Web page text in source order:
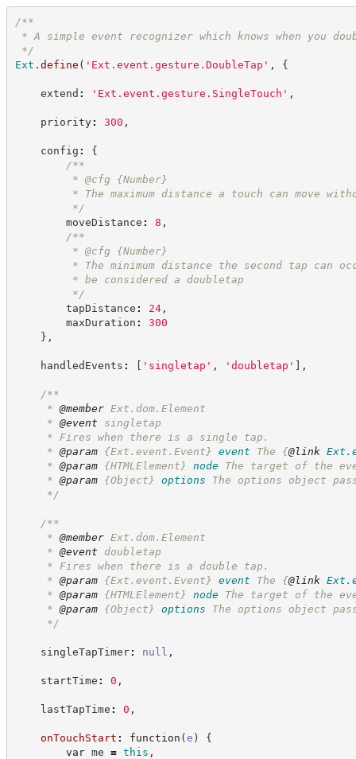
/**
* A simple event recognizer which knows when you
*/
Ext . define ( ' Ext.event.gesture.DoubleTap ' , {
extend : ' Ext.event.gesture.SingleTouch ' ,
priority: 300 ,
config :
{
/**
* @cfg {Number}
* The maximum distance a touch can move
*/
moveDistance : 8 ,
/**
* @cfg {Number}
* The minimum distance the second tap can
* be considered a doubletap
*/
tapDistance : 24,
maxDuration :
300
} ,
handledEvents : [ ' singletap ' , ' doubletap ' ] ,
/**
* @member Ext.dom.Element
* @event singletap
* Fires when there is a single tap.
* @param {Ext.event.Event} event The {@link
* @param {HTMLElement} node
The target of the
* @param {Object} options
The options object
*/
/**
* @member Ext.dom.Element
* @event doubletap
* Fires when there is a double tap.
* @param {Ext.event.Event} event The {@link
* @param {HTMLElement} node
The target of the
* @param {Object} options
The options object
*/
singleTapTimer: null ,
startTime : 0 ,
lastTapTime : 0 ,
onTouchStart : function (e )
{
var me = this ,